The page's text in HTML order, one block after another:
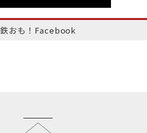
鉄おも！Facebook